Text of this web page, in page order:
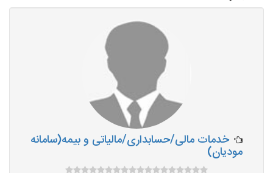
خدمات مالی/حسابداری/مالیاتی و بیمه(سامانه
مودیان)